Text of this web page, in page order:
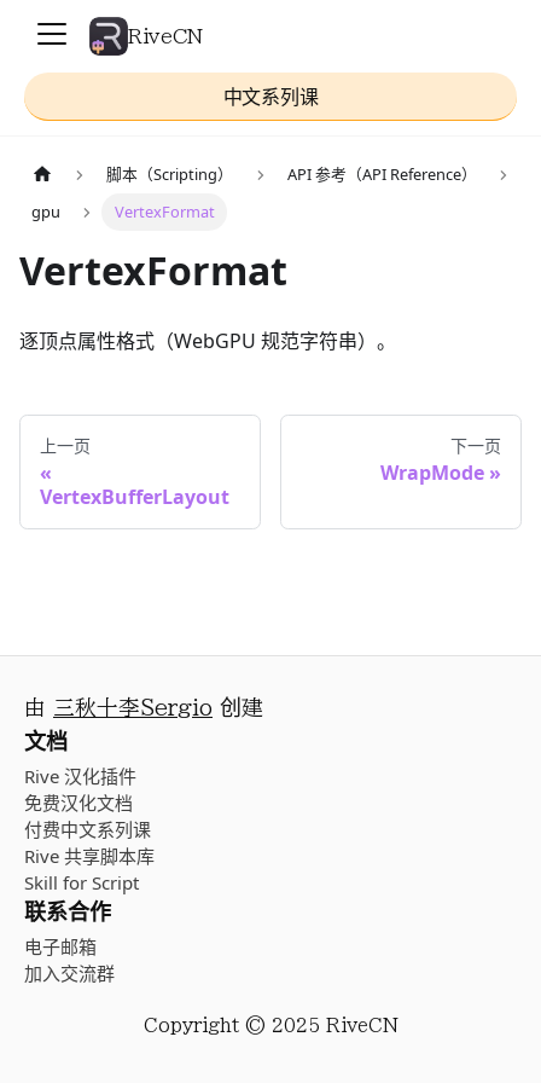
RiveCN
中文系列课
脚本（Scripting）
API 参考（API Reference）
gpu
VertexFormat
VertexFormat
逐顶点属性格式（WebGPU 规范字符串）。
上一页
VertexBufferLayout
下一页
WrapMode
由 三秋十李Sergio 创建
文档
Rive 汉化插件
免费汉化文档
付费中文系列课
Rive 共享脚本库
Skill for Script
联系合作
电子邮箱
加入交流群
Copyright © 2025 RiveCN